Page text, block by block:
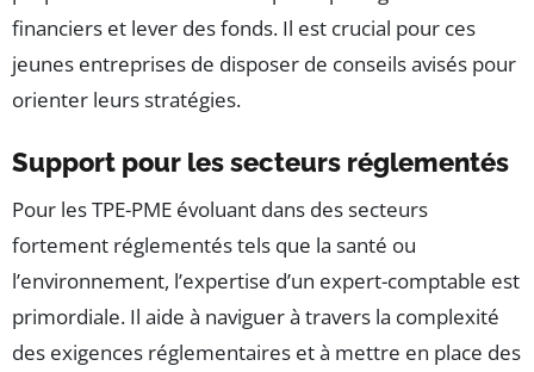
financiers et lever des fonds. Il est crucial pour ces
jeunes entreprises de disposer de conseils avisés pour
orienter leurs stratégies.
Support pour les secteurs réglementés
Pour les TPE-PME évoluant dans des secteurs
fortement réglementés tels que la santé ou
l’environnement, l’expertise d’un expert-comptable est
primordiale. Il aide à naviguer à travers la complexité
des exigences réglementaires et à mettre en place des